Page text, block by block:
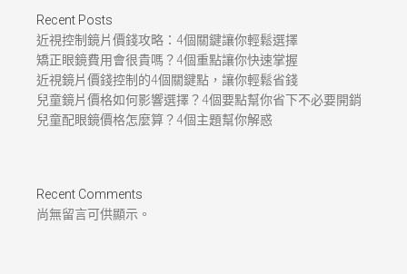
Recent Posts
近視控制鏡片價錢攻略：4個關鍵讓你輕鬆選擇
矯正眼鏡費用會很貴嗎？4個重點讓你快速掌握
近視鏡片價錢控制的4個關鍵點，讓你輕鬆省錢
兒童鏡片價格如何影響選擇？4個要點幫你省下不必要開銷
兒童配眼鏡價格怎麼算？4個主題幫你解惑
Recent Comments
尚無留言可供顯示。